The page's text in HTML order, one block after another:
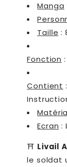
Manga
Taille :
Fonction
Contient
Ecran :
⛩ Livail
le soldat